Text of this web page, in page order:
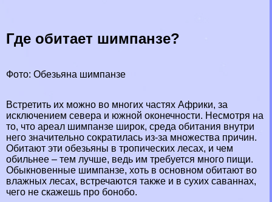
Где обитает шимпанзе?
Фото: Обезьяна шимпанзе
Встретить их можно во многих частях Африки, за
исключением севера и южной оконечности. Несмотря на
то, что ареал шимпанзе широк, среда обитания внутри
него значительно сократилась из-за множества причин.
Обитают эти обезьяны в тропических лесах, и чем
обильнее – тем лучше, ведь им требуется много пищи.
Обыкновенные шимпанзе, хоть в основном обитают во
влажных лесах, встречаются также и в сухих саваннах,
чего не скажешь про бонобо.